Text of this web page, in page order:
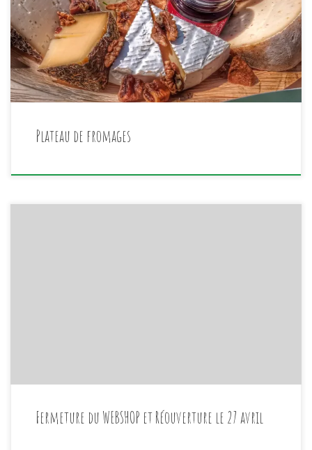
la version apéro pour 8. À compléter éventuellement
avec un bon pain de seigle et une bonne bouteille.
Information et réservation en magasin ou via mail
« lesideesalapelle@gmail.com »Bon appétit à tous
Plateau de fromages
Fermeture du WEBSHOP et Réouverture le 27 avril